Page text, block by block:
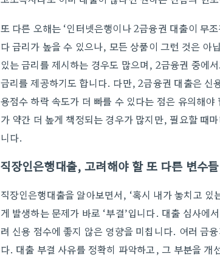
또 다른 오해는 ‘인터넷은행이나 2금융권 대출이 무
다 금리가 높을 수 있으나, 모든 상품이 그런 것은 아
있는 금리를 제시하는 경우도 많으며, 2금융권 중에
금리를 제공하기도 합니다. 다만, 2금융권 대출은 신
용점수 하락 속도가 더 빠를 수 있다는 점은 유의해
가 약간 더 높게 책정되는 경우가 많지만, 필요할 때
니다.
직장인은행대출, 고려해야 할 또 다른 변수들
직장인은행대출을 알아보면서, ‘혹시 내가 놓치고
게 발생하는 문제가 바로 ‘부결’입니다. 대출 심사에
려 신용 점수에 좋지 않은 영향을 미칩니다. 여러 금
다. 대출 부결 사유를 정확히 파악하고, 그 부분을